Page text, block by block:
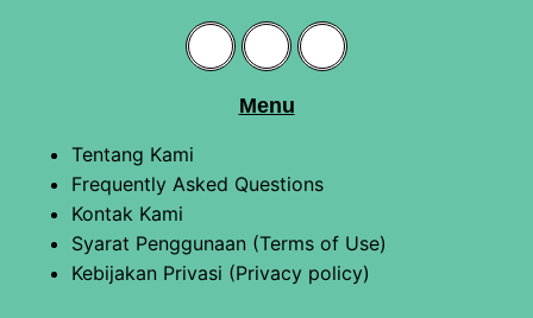
Menu
Tentang Kami
Frequently Asked Questions
Kontak Kami
Syarat Penggunaan (Terms of Use)
Kebijakan Privasi (Privacy policy)